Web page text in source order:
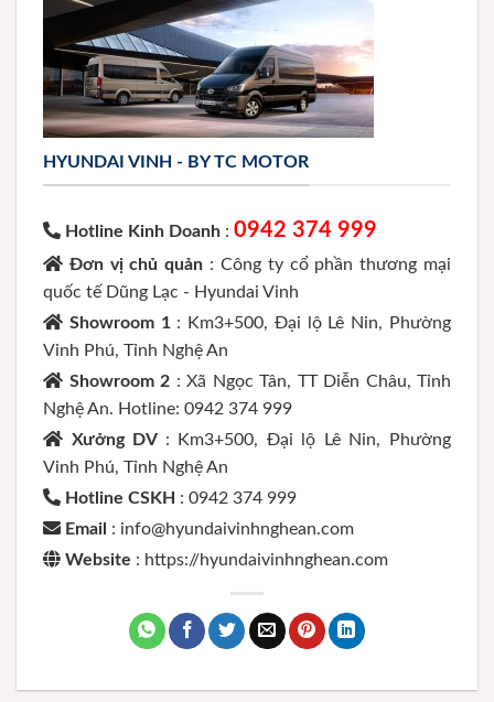
HYUNDAI VINH - BY TC MOTOR
Hotline Kinh Doanh : 0942 374 999
Đơn vị chủ quản : Công ty cổ phần thương mại
quốc tế Dũng Lạc - Hyundai Vinh
Showroom 1 : Km3+500, Đại lộ Lê Nin, Phường
Vinh Phú, Tỉnh Nghệ An
Showroom 2 : Xã Ngọc Tân, TT Diễn Châu, Tỉnh
Nghệ An. Hotline: 0942 374 999
Xưởng DV : Km3+500, Đại lộ Lê Nin, Phường
Vinh Phú, Tỉnh Nghệ An
Hotline CSKH : 0942 374 999
Email : info@hyundaivinhnghean.com
Website : https://hyundaivinhnghean.com